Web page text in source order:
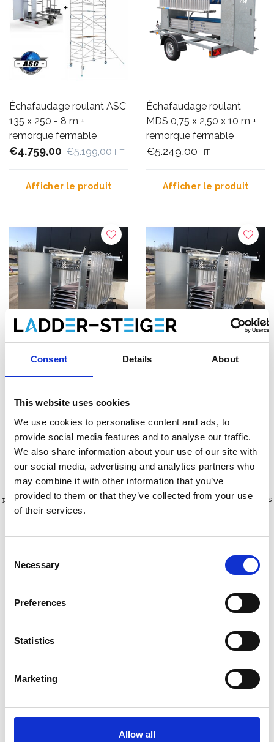
Consent Details About
This website uses cookies
We use cookies to personalise content and ads, to
provide social media features and to analyse our traffic.
We also share information about your use of our site with
our social media, advertising and analytics partners who
may combine it with other information that you’ve
provided to them or that they’ve collected from your use
of their services.
Selection
Necessary
Preferences
Statistics
Marketing
Allow all
Échafaudage roulant ASC
135 x 250 - 8 m +
remorque fermable
€4.759,00 €5.199,00 HT
Afficher le produit
Échafaudage roulant
MDS 0,75 x 2,50 x 10 m +
remorque fermable
€5.249,00 HT
Afficher le produit
135x250 - 14 m +
remorque fermée
€6.329,00 €7.718,00
Afficher le produit
remorque fermée
€5.749,00 €6.998,00
Afficher le produit
Plus de 10 000 clients satisfaits
Livraison gratuite aux Pays-Bas
EuroScaffold Original
135x250 - 8 m + remorque
HT
Échafaudage roulant
EuroScaffold Original
135x250 - 12 m +
remorque
€5.349,00